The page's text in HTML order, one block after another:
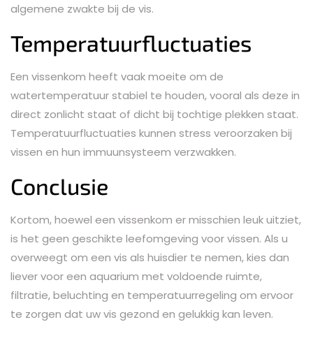
algemene zwakte bij de vis.
Temperatuurfluctuaties
Een vissenkom heeft vaak moeite om de
watertemperatuur stabiel te houden, vooral als deze in
direct zonlicht staat of dicht bij tochtige plekken staat.
Temperatuurfluctuaties kunnen stress veroorzaken bij
vissen en hun immuunsysteem verzwakken.
Conclusie
Kortom, hoewel een vissenkom er misschien leuk uitziet,
is het geen geschikte leefomgeving voor vissen. Als u
overweegt om een vis als huisdier te nemen, kies dan
liever voor een aquarium met voldoende ruimte,
filtratie, beluchting en temperatuurregeling om ervoor
te zorgen dat uw vis gezond en gelukkig kan leven.